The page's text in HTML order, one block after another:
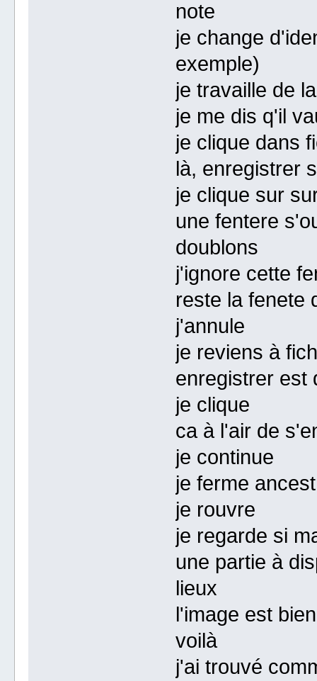
note
je change
exemple)
je travaille de
je me dis q'il
je clique dans
là, enregistrer
je clique sur
une fentere
doublons
j'ignore cette
reste la fenete
j'annule
je reviens à
enregistrer est
je clique
ca à l'air de
je continue
je ferme
je rouvre
je regarde si
une partie à
lieux
l'image est
voilà
j'ai trouvé